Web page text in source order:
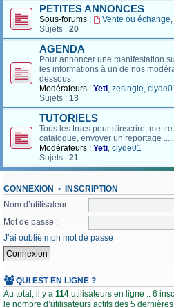
PETITES ANNONCES
Sous-forums : Vente ou échange,
Sujets : 20
AGENDA
Pour annoncer une manifestation
les informations à un de nos
dessous.
Modérateurs : Yeti, zesingle,
Sujets : 13
TUTORIELS
Tous les trucs pour s'inscrire,
catalogue, envoyer un reportage .....
Modérateurs : Yeti, clyde01
Sujets : 21
CONNEXION • INSCRIPTION
Nom d’utilisateur :
Mot de passe :
J’ai oublié mon mot de passe
QUI EST EN LIGNE ?
Au total, il y a 114 utilisateurs en ligne :: 6
le nombre d’utilisateurs actifs des 5